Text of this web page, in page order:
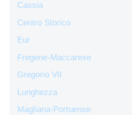
Cassia
Centro Storico
Eur
Fregene-Maccarese
Gregorio VII
Lunghezza
Magliana-Portuense